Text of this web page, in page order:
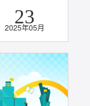
16
2025年09月